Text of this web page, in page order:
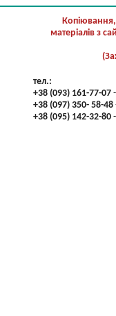
матеріалів з
тел.:
+38 (093) 161-77-07
+38 (097) 350- 58-48
+38 (095) 142-32-80